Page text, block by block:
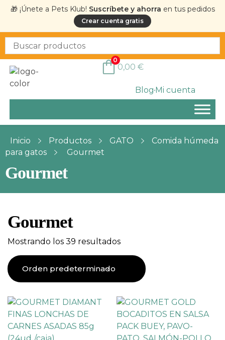
🎁 ¡Únete a Pets Klub! Suscríbete y ahorra en tus pedidos
Crear cuenta gratis
BlogMi cuenta
0
0,00 €
Inicio Productos GATO
Comida húmeda
para gatos
Gourmet
Gourmet
Gourmet
Mostrando los 39 resultados